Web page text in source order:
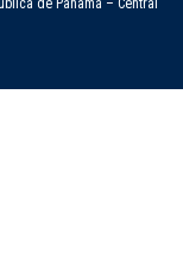
de Panamá – Central